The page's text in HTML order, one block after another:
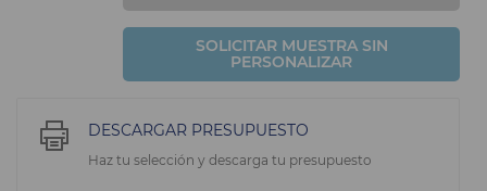
SOLICITAR MUESTRA SIN
PERSONALIZAR
DESCARGAR PRESUPUESTO
Haz tu selección y descarga tu presupuesto